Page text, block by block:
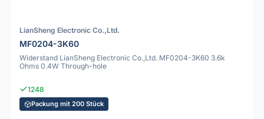
LianSheng Electronic Co.,Ltd.
MF0204-3K60
Widerstand LianSheng Electronic Co.,Ltd. MF0204-3K60 3.6k
Ohms 0.4W Through-hole
1248
Packung mit 200 Stück